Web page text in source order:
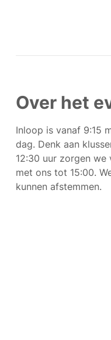
Over het
Inloop is vanaf 9:15
dag. Denk aan
12:30 uur zorgen
met ons tot 15:00.
kunnen afstemmen.